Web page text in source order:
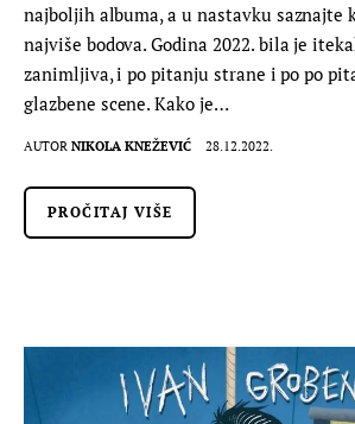
najboljih albuma, a u nastavku saznajte
najviše bodova. Godina 2022. bila je
zanimljiva, i po pitanju strane i po po
glazbene scene. Kako je…
AUTOR NIKOLA KNEŽEVIĆ 28.12.2022.
PROČITAJ VIŠE